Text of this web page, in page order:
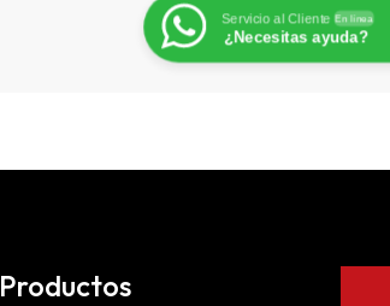
Servicio al Cliente En línea
¿Necesitas ayuda?
Productos